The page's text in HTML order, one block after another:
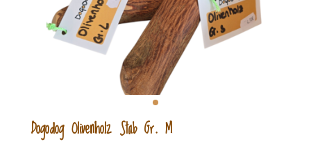
Dogodog Olivenholz Stab Gr. M